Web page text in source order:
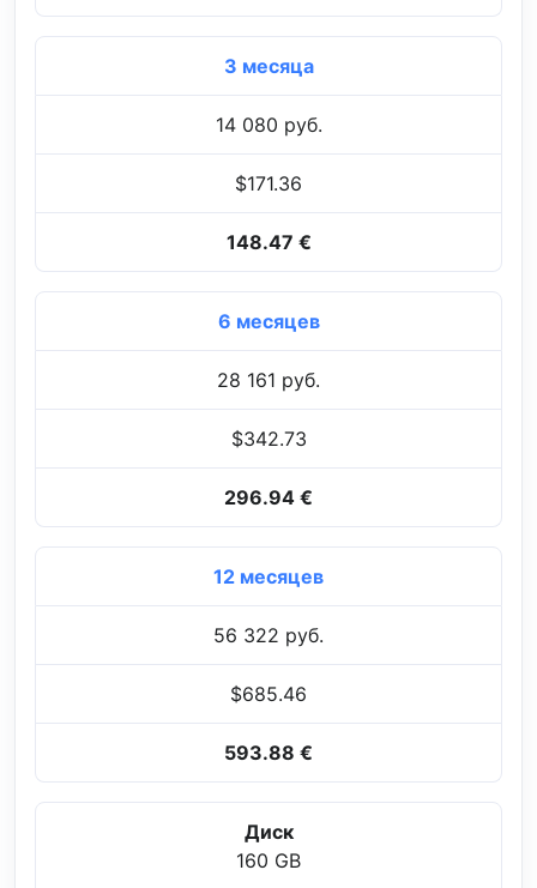
3 месяца
14 080 руб.
$171.36
148.47 €
6 месяцев
28 161 руб.
$342.73
296.94 €
12 месяцев
56 322 руб.
$685.46
593.88 €
Диск
160 GB